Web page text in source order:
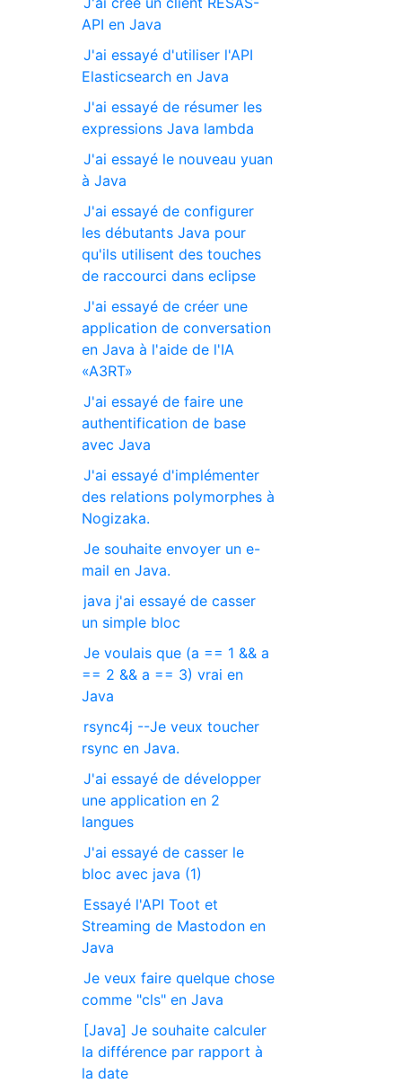
API en Java
J'ai essayé d'utiliser l'API
Elasticsearch en Java
J'ai essayé de résumer les
expressions Java lambda
J'ai essayé le nouveau yuan
à Java
J'ai essayé de configurer
les débutants Java pour
qu'ils utilisent des touches
de raccourci dans eclipse
J'ai essayé de créer une
application de conversation
en Java à l'aide de l'IA
«A3RT»
J'ai essayé de faire une
authentification de base
avec Java
J'ai essayé d'implémenter
des relations polymorphes à
Nogizaka.
Je souhaite envoyer un e-
mail en Java.
java j'ai essayé de casser
un simple bloc
Je voulais que (a == 1 && a
== 2 && a == 3) vrai en
Java
rsync4j --Je veux toucher
rsync en Java.
J'ai essayé de développer
une application en 2
langues
J'ai essayé de casser le
bloc avec java (1)
Essayé l'API Toot et
Streaming de Mastodon en
Java
Je veux faire quelque chose
comme "cls" en Java
[Java] Je souhaite calculer
la différence par rapport à
la date